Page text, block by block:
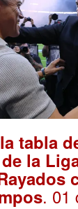
tabla
la
. 01